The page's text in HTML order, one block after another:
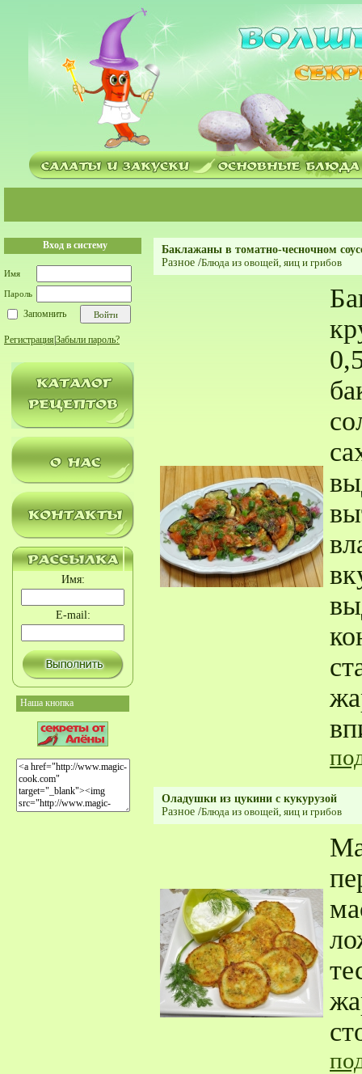
Вход в систему
Имя
Пароль
Запомнить
Регистрация Забыли пароль?
Имя:
E-mail:
Наша кнопка
Баклажаны в томатно-чесночном
Разное /Блюда из овощей, яиц и грибов
Оладушки из цукини с кукурузой
Разное /Блюда из овощей, яиц и грибов